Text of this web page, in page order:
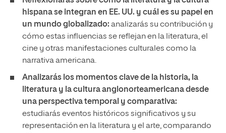
hispana se integran en EE. UU. y cuál es su papel en
un mundo globalizado: analizarás su contribución y
cómo estas influencias se reflejan en la literatura, el
cine y otras manifestaciones culturales como la
narrativa americana.
Analizarás los momentos clave de la historia, la
literatura y la cultura anglonorteamericana desde
una perspectiva temporal y comparativa:
estudiarás eventos históricos significativos y su
representación en la literatura y el arte, comparando